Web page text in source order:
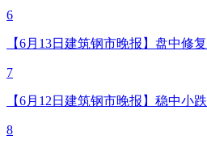
6
【6月13日建筑钢市晚报】盘中修复
7
【6月12日建筑钢市晚报】稳中小跌
8